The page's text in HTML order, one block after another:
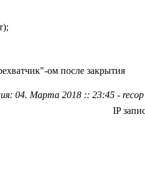
ом после закрытия
04. Марта 2018 :: 23:45 - recop
IP